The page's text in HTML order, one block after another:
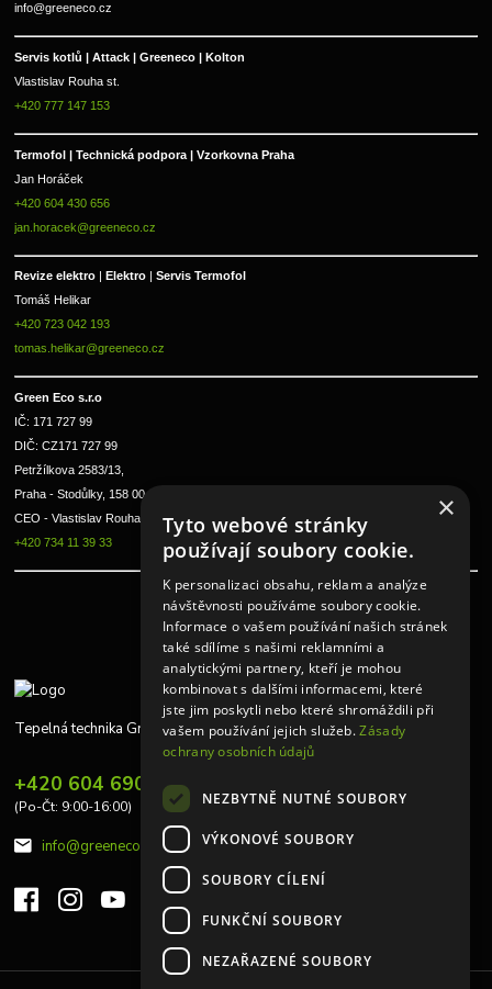
info@greeneco.cz
Servis kotlů | Attack | Greeneco | Kolton
Vlastislav Rouha st.
+420 777 147 153
Termofol | Technická podpora | Vzorkovna Praha
Jan Horáček
+420 604 430 656
jan.horacek@greeneco.cz
Revize elektro | Elektro | Servis Termofol
Tomáš Helikar
+420 723 042 193
tomas.helikar@greeneco.cz
Green Eco s.r.o
IČ: 171 727 99
DIČ: CZ171 727 99
Petržílkova 2583/13,
Praha - Stodůlky, 158 00
CEO - Vlastislav Rouha ml.
+420 734 11 39 33
Tepelná technika Greeneco
+420 604 690 848
(Po-Čt: 9:00-16:00)
info@greeneco.cz
×
Tyto webové stránky
používají soubory cookie.
K personalizaci obsahu, reklam a analýze
návštěvnosti používáme soubory cookie.
Informace o vašem používání našich stránek
také sdílíme s našimi reklamními a
analytickými partnery, kteří je mohou
kombinovat s dalšími informacemi, které
jste jim poskytli nebo které shromáždili při
vašem používání jejich služeb.Zásady
ochrany osobních údajů
NEZBYTNĚ NUTNÉ SOUBORY
VÝKONOVÉ SOUBORY
SOUBORY CÍLENÍ
FUNKČNÍ SOUBORY
NEZAŘAZENÉ SOUBORY